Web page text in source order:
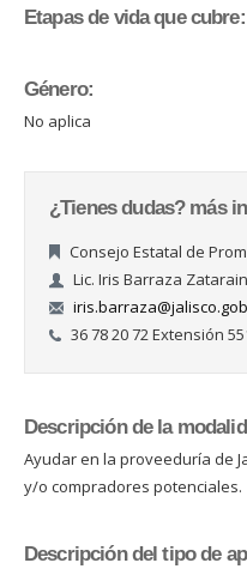
Etapas de vida que cubre:
Género:
No aplica
¿Tienes dudas? más
Consejo Estatal de
Lic. Iris Barraza Zatarain
36 78 20 72 Extensión
Descripción de la
Ayudar en la proveeduría de
y/o compradores potenciales.
Descripción del tipo de